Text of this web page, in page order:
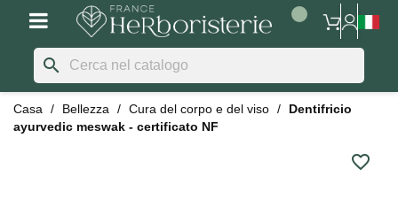
search
Casa Bellezza Cura del corpo e del viso
Dentifricio
ayurvedic meswak - certificato NF
favorite_border